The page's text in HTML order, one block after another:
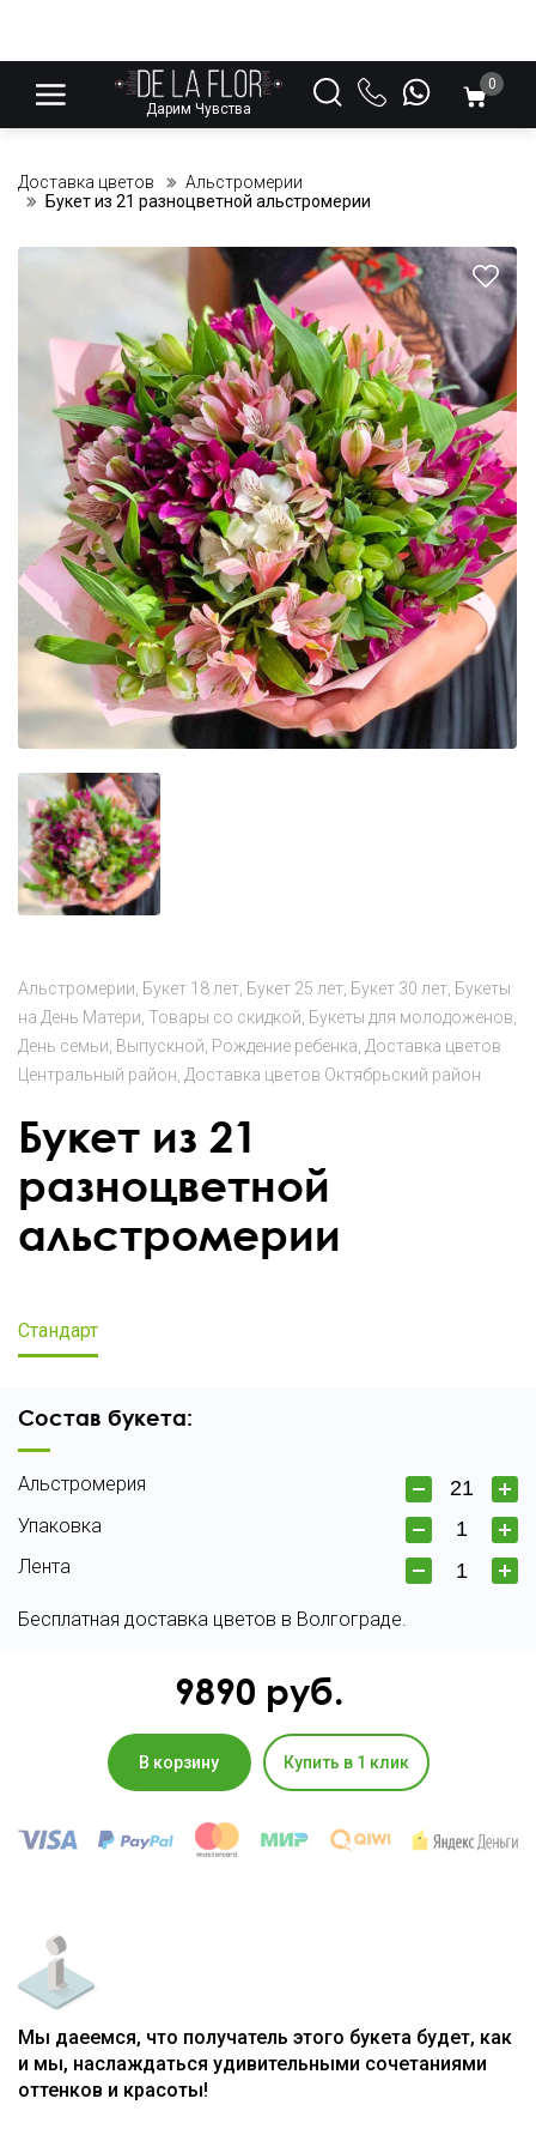
Дарим Чувства
0
Доставка цветов
Альстромерии
Букет из 21 разноцветной альстромерии
Альстромерии Букет 18 лет Букет 25 лет Букет 30 лет Букеты
на День Матери Товары со скидкой Букеты для молодоженов
День семьи Выпускной Рождение ребенка Доставка цветов
Центральный район Доставка цветов Октябрьский район
Букет из 21
разноцветной
альстромерии
Стандарт
Состав букета:
Альстромерия
Упаковка
Лента
Бесплатная доставка цветов в Волгограде.
9890 руб.
В корзину Купить в 1 клик
Мы даеемся, что получатель этого букета будет, как
и мы, наслаждаться удивительными сочетаниями
оттенков и красоты!